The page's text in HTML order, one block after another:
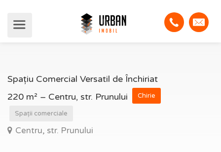
Spațiu Comercial Versatil de Închiriat
220 m² – Centru, str. Prunului
Chirie
Spații comerciale
Centru, str. Prunului